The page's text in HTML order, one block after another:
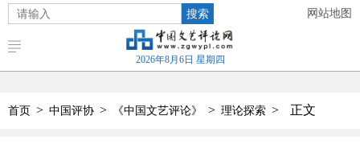
搜索 网站地图
2026年8月6日 星期四
首页 > 中国评协 > 《中国文艺评论》 > 理论探索 > 正文